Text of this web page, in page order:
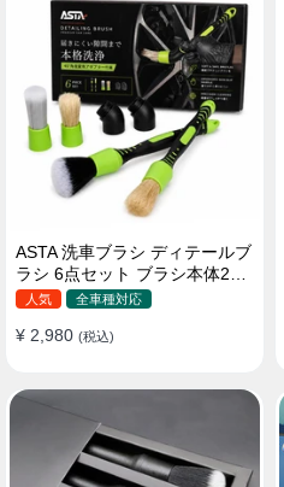
ASTA 洗車ブラシ ディテールブ
ラシ 6点セット ブラシ本体2本
替えヘッド2個 アダプター2個
ド
人気 全車種対応
¥ 2,980 (税込)